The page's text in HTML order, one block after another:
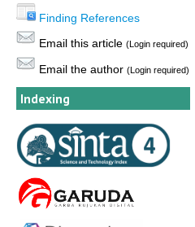
Finding References
Email this article (Login required)
Email the author (Login required)
Indexing